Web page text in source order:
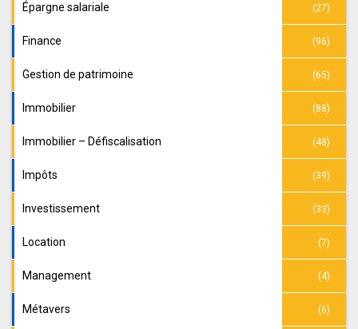
Épargne salariale (27)
Finance (96)
Gestion de patrimoine (65)
Immobilier (88)
Immobilier – Défiscalisation (48)
Impôts (39)
Investissement (33)
Location (7)
Management (4)
Métavers (6)